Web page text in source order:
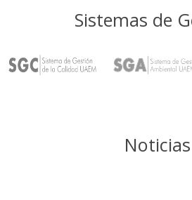
Sistemas de
Noticias